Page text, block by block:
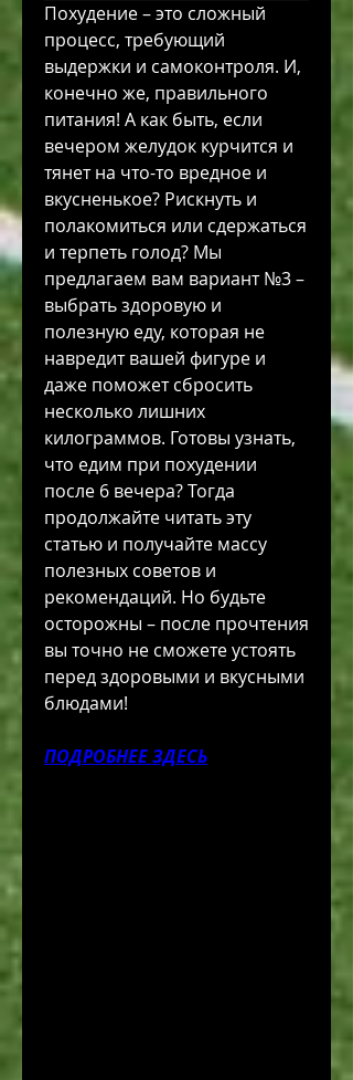
Похудение – это сложный
процесс, требующий
выдержки и самоконтроля. И,
конечно же, правильного
питания! А как быть, если
вечером желудок курчится и
тянет на что-то вредное и
вкусненькое? Рискнуть и
полакомиться или сдержаться
и терпеть голод? Мы
предлагаем вам вариант №3 –
выбрать здоровую и
полезную еду, которая не
навредит вашей фигуре и
даже поможет сбросить
несколько лишних
килограммов. Готовы узнать,
что едим при похудении
после 6 вечера? Тогда
продолжайте читать эту
статью и получайте массу
полезных советов и
рекомендаций. Но будьте
осторожны – после прочтения
вы точно не сможете устоять
перед здоровыми и вкусными
блюдами!
ПОДРОБНЕЕ ЗДЕСЬ